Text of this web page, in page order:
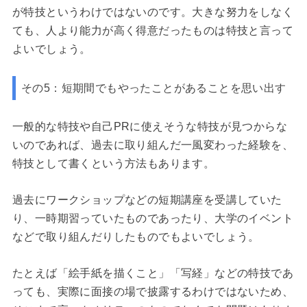
が特技というわけではないのです。大きな努力をしなく
ても、人より能力が高く得意だったものは特技と言って
よいでしょう。
その5：短期間でもやったことがあることを思い出す
一般的な特技や自己PRに使えそうな特技が見つからな
いのであれば、過去に取り組んだ一風変わった経験を、
特技として書くという方法もあります。
過去にワークショップなどの短期講座を受講していた
り、一時期習っていたものであったり、大学のイベント
などで取り組んだりしたものでもよいでしょう。
たとえば「絵手紙を描くこと」「写経」などの特技であ
っても、実際に面接の場で披露するわけではないため、